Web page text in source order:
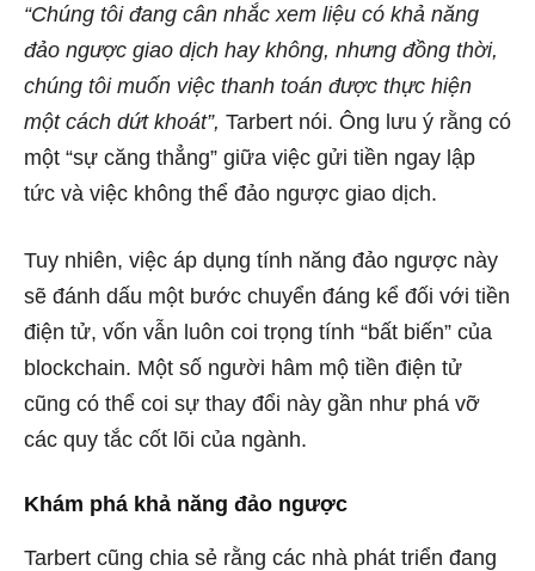
“Chúng tôi đang cân nhắc xem liệu có khả năng
đảo ngược giao dịch hay không, nhưng đồng thời,
chúng tôi muốn việc thanh toán được thực hiện
một cách dứt khoát”, Tarbert nói. Ông lưu ý rằng có
một “sự căng thẳng” giữa việc gửi tiền ngay lập
tức và việc không thể đảo ngược giao dịch.
Tuy nhiên, việc áp dụng tính năng đảo ngược này
sẽ đánh dấu một bước chuyển đáng kể đối với tiền
điện tử, vốn vẫn luôn coi trọng tính “bất biến” của
blockchain. Một số người hâm mộ tiền điện tử
cũng có thể coi sự thay đổi này gần như phá vỡ
các quy tắc cốt lõi của ngành.
Khám phá khả năng đảo ngược
Tarbert cũng chia sẻ rằng các nhà phát triển đang